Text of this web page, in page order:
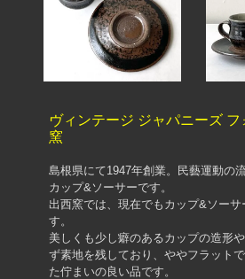
ヴィンテージ ジャパニーズ
窯
島根県にて1947年創業。民藝運動の
カップ&ソーサーです。
出西窯では、現在でもカップ&ソー
す。
美しくも少し癖のあるカップの造形
ず素地を残しており、ややフラット
た佇まいの良い品です。